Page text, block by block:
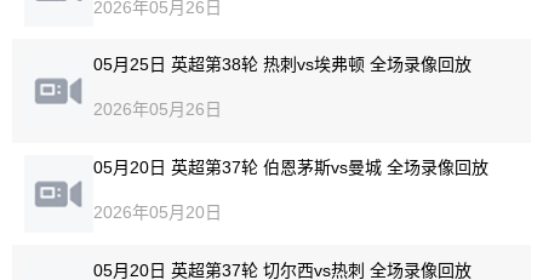
2026年05月26日
05月25日 英超第38轮 热刺vs埃弗顿 全场录像回放
2026年05月26日
05月20日 英超第37轮 伯恩茅斯vs曼城 全场录像回放
2026年05月20日
05月20日 英超第37轮 切尔西vs热刺 全场录像回放